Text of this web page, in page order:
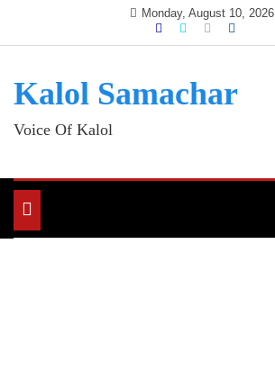
Monday, August 10, 2026
Kalol Samachar
Voice Of Kalol
Toggle
navigation